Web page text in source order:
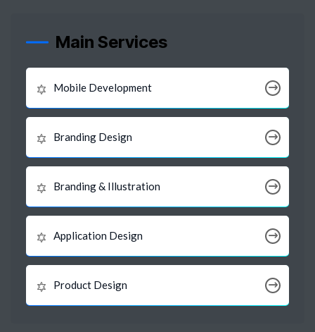
Main Services
Mobile Development
Branding Design
Branding & Illustration
Application Design
Product Design